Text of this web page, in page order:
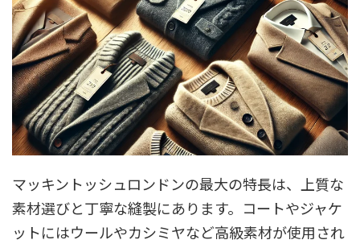
マッキントッシュロンドンの最大の特長は、上質な
素材選びと丁寧な縫製にあります。コートやジャケ
ットにはウールやカシミヤなど高級素材が使用され